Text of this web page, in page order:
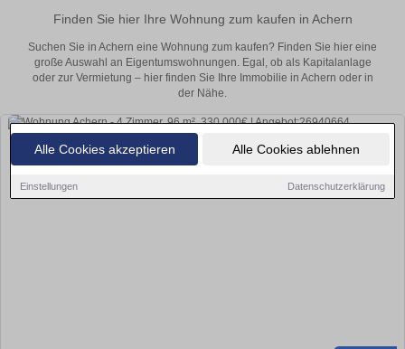
Alle Cookies akzeptieren Alle Cookies ablehnen
Einstellungen Datenschutzerklärung
Finden Sie hier Ihre Wohnung zum kaufen in Achern
Suchen Sie in Achern eine Wohnung zum kaufen? Finden Sie hier eine
große Auswahl an Eigentumswohnungen. Egal, ob als Kapitalanlage
oder zur Vermietung – hier finden Sie Ihre Immobilie in Achern oder in
der Nähe.